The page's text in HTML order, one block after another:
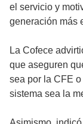
el servicio y
generación más
La Cofece
que aseguren
sea por la CFE
sistema sea la